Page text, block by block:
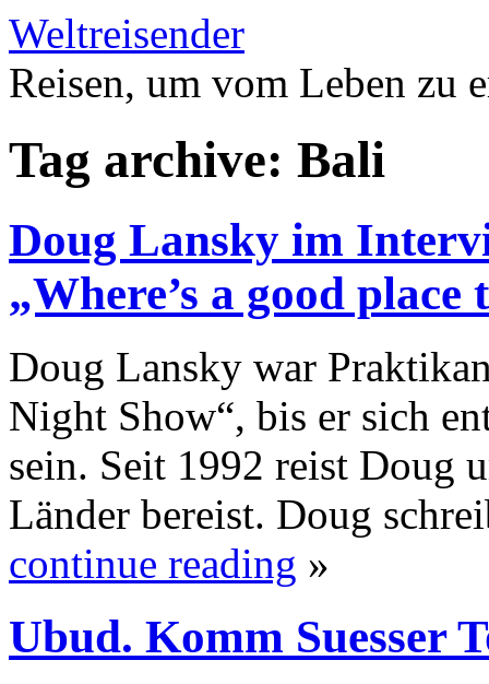
Weltreisender
Reisen, um vom Leben zu
Tag archive: Bali
Doug Lansky im
„Where’s a good place
Doug Lansky war
Night Show“, bis er sich
sein. Seit 1992 reist Doug
Länder bereist. Doug
continue reading »
Ubud. Komm Suesser